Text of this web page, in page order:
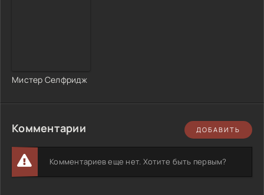
Мистер Селфридж
Комментарии ДОБАВИТЬ
Комментариев еще нет. Хотите быть первым?